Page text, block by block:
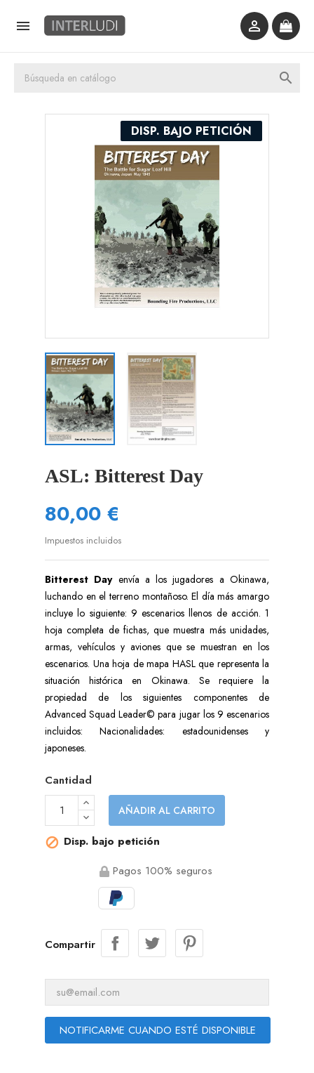
 

DISP. BAJO PETICIÓN
ASL: Bitterest Day
80,00 €
Impuestos incluidos
Bitterest Dayenvía a los jugadores a Okinawa,
luchando en el terreno montañoso. El día más amargo
incluye lo siguiente: 9 escenarios llenos de acción. 1
hoja completa de fichas, que muestra más unidades,
armas, vehículos y aviones que se muestran en los
escenarios. Una hoja de mapa HASL que representa la
situación histórica en Okinawa. Se requiere la
propiedad de los siguientes componentes de
Advanced Squad Leader© para jugar los 9 escenarios
incluidos: Nacionalidades: estadounidenses y
japoneses.
Cantidad
AÑADIR AL CARRITO
 Disp. bajo petición
Pagos 100% seguros
Compartir
NOTIFICARME CUANDO ESTÉ DISPONIBLE